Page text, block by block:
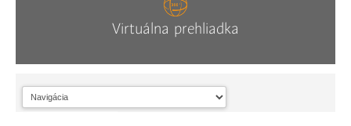
Virtuálna prehliadka